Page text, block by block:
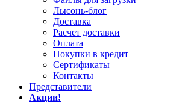
Лысонь-блог
Доставка
Расчет доставки
Оплата
Покупки в кредит
Сертификаты
Контакты
Представители
Акции!